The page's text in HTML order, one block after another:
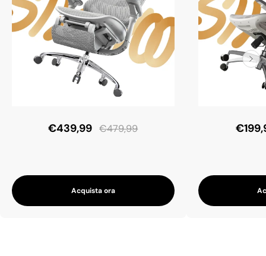
€439,99 €479,99
Acquista ora